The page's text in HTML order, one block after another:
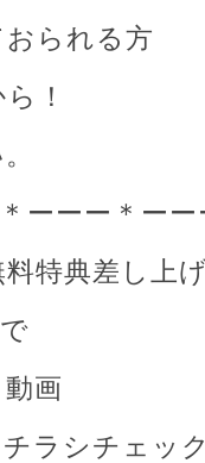
られる方
！
ーーー＊ーー
特典差し上
画
ラシチェッ